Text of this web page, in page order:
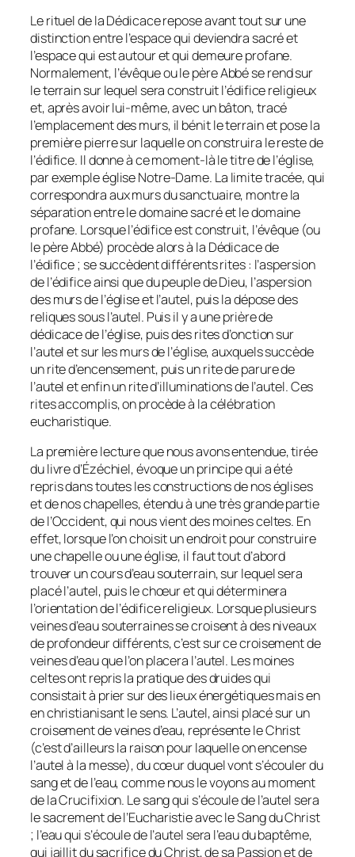
Le rituel de la Dédicace repose avant tout sur une
distinction entre l’espace qui deviendra sacré et
l’espace qui est autour et qui demeure profane.
Normalement, l’évêque ou le père Abbé se rend sur
le terrain sur lequel sera construit l’édifice religieux
et, après avoir lui-même, avec un bâton, tracé
l’emplacement des murs, il bénit le terrain et pose la
première pierre sur laquelle on construira le reste de
l’édifice. Il donne à ce moment-là le titre de l’église,
par exemple église Notre-Dame. La limite tracée, qui
correspondra aux murs du sanctuaire, montre la
séparation entre le domaine sacré et le domaine
profane. Lorsque l’édifice est construit, l’évêque (ou
le père Abbé) procède alors à la Dédicace de
l’édifice ; se succèdent différents rites : l’aspersion
de l’édifice ainsi que du peuple de Dieu, l’aspersion
des murs de l’église et l’autel, puis la dépose des
reliques sous l’autel. Puis il y a une prière de
dédicace de l’église, puis des rites d’onction sur
l’autel et sur les murs de l’église, auxquels succède
un rite d’encensement, puis un rite de parure de
l’autel et enfin un rite d’illuminations de l’autel. Ces
rites accomplis, on procède à la célébration
eucharistique.
La première lecture que nous avons entendue, tirée
du livre d’Ézéchiel, évoque un principe qui a été
repris dans toutes les constructions de nos églises
et de nos chapelles, étendu à une très grande partie
de l’Occident, qui nous vient des moines celtes. En
effet, lorsque l’on choisit un endroit pour construire
une chapelle ou une église, il faut tout d’abord
trouver un cours d’eau souterrain, sur lequel sera
placé l’autel, puis le chœur et qui déterminera
l’orientation de l’édifice religieux. Lorsque plusieurs
veines d’eau souterraines se croisent à des niveaux
de profondeur différents, c’est sur ce croisement de
veines d’eau que l’on placera l’autel. Les moines
celtes ont repris la pratique des druides qui
consistait à prier sur des lieux énergétiques mais en
en christianisant le sens. L’autel, ainsi placé sur un
croisement de veines d’eau, représente le Christ
(c’est d’ailleurs la raison pour laquelle on encense
l’autel à la messe), du cœur duquel vont s’écouler du
sang et de l’eau, comme nous le voyons au moment
de la Crucifixion. Le sang qui s’écoule de l’autel sera
le sacrement de l’Eucharistie avec le Sang du Christ
; l’eau qui s’écoule de l’autel sera l’eau du baptême,
qui jaillit du sacrifice du Christ, de sa Passion et de